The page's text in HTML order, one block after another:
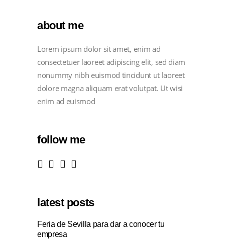
about me
Lorem ipsum dolor sit amet, enim ad
consectetuer laoreet adipiscing elit, sed diam
nonummy nibh euismod tincidunt ut laoreet
dolore magna aliquam erat volutpat. Ut wisi
enim ad euismod
follow me
latest posts
Feria de Sevilla para dar a conocer tu
empresa